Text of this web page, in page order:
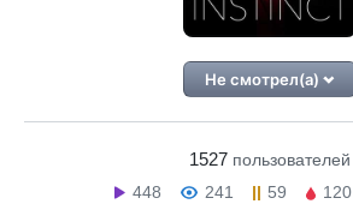
Не смотрел(а)
1527 пользователей
448
241 59 120